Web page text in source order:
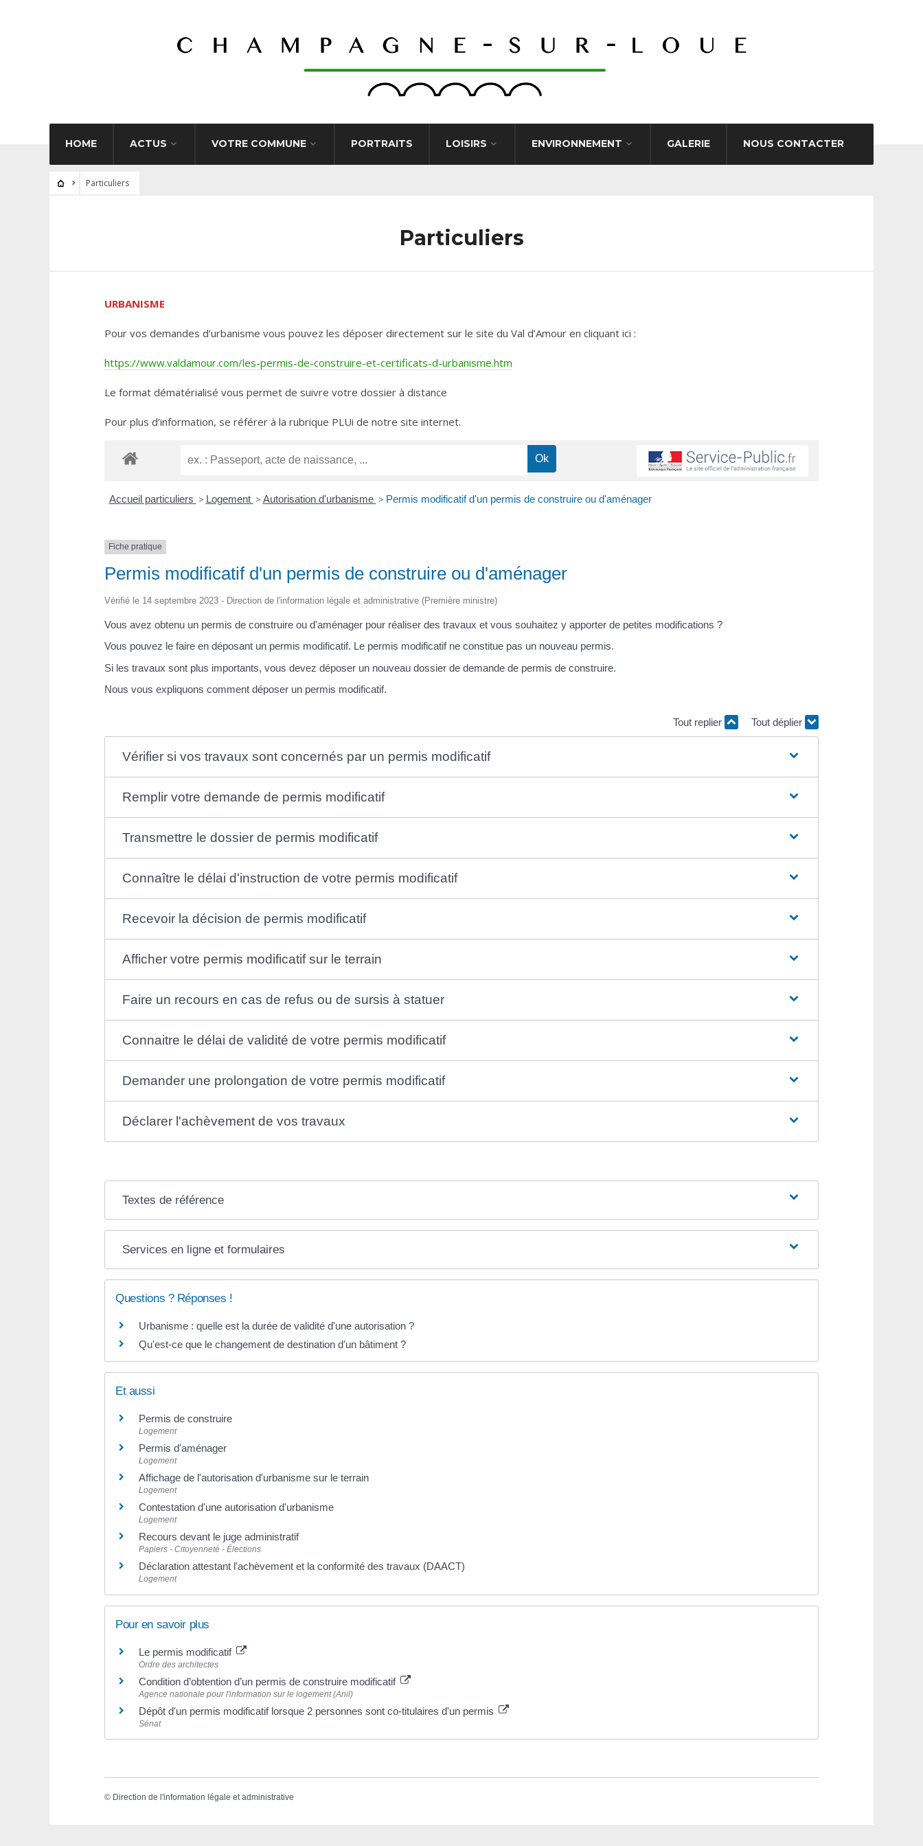
HOME ACTUS VOTRE COMMUNE PORTRAITS LOISIRS ENVIRONNEMENT GALERIE NOUS CONTACTER
Particuliers
Particuliers
URBANISME
Pour vos demandes d’urbanisme vous pouvez les déposer directement sur le site du Val d’Amour en cliquant ici :
https://www.valdamour.com/les-permis-de-construire-et-certificats-d-urbanisme.htm
Le format dématérialisé vous permet de suivre votre dossier à distance
Pour plus d’information, se référer à la rubrique PLUi de notre site internet.
Accueil particuliers > Logement > Autorisation d'urbanisme > Permis modificatif d'un permis de construire ou d'aménager
Fiche pratique
Permis modificatif d'un permis de construire ou d'aménager
Vérifié le 14 septembre 2023 - Direction de l'information légale et administrative (Première ministre)
Vous avez obtenu un permis de construire ou d'aménager pour réaliser des travaux et vous souhaitez y apporter de petites modifications ?
Vous pouvez le faire en déposant un permis modificatif. Le permis modificatif ne constitue pas un nouveau permis.
Si les travaux sont plus importants, vous devez déposer un nouveau dossier de demande de permis de construire.
Nous vous expliquons comment déposer un permis modificatif.
Tout replier Tout déplier
Vérifier si vos travaux sont concernés par un permis modificatif
Remplir votre demande de permis modificatif
Transmettre le dossier de permis modificatif
Connaître le délai d'instruction de votre permis modificatif
Recevoir la décision de permis modificatif
Afficher votre permis modificatif sur le terrain
Faire un recours en cas de refus ou de sursis à statuer
Connaitre le délai de validité de votre permis modificatif
Demander une prolongation de votre permis modificatif
Déclarer l'achèvement de vos travaux
Textes de référence
Services en ligne et formulaires
Questions ? Réponses !
Urbanisme : quelle est la durée de validité d'une autorisation ?
Qu'est-ce que le changement de destination d'un bâtiment ?
Et aussi
Permis de construire
Logement
Permis d'aménager
Logement
Affichage de l'autorisation d'urbanisme sur le terrain
Logement
Contestation d'une autorisation d'urbanisme
Logement
Recours devant le juge administratif
Papiers - Citoyenneté - Élections
Déclaration attestant l'achèvement et la conformité des travaux (DAACT)
Logement
Pour en savoir plus
Le permis modificatif
Ordre des architectes
Condition d’obtention d’un permis de construire modificatif
Agence nationale pour l'information sur le logement (Anil)
Dépôt d'un permis modificatif lorsque 2 personnes sont co-titulaires d'un permis
Sénat
© Direction de l'information légale et administrative